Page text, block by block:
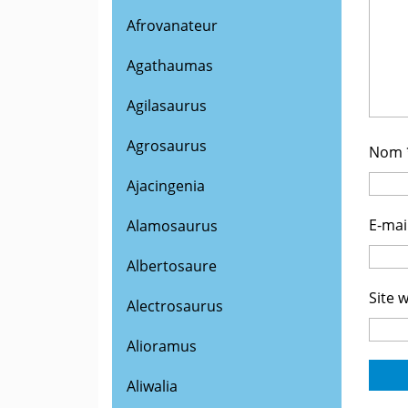
Nom
E-
Site
Afrovanateur
Agathaumas
Agilasaurus
Agrosaurus
Ajacingenia
Alamosaurus
Albertosaure
Alectrosaurus
Alioramus
Aliwalia